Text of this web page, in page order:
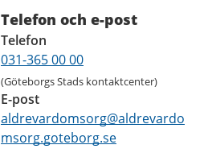
Kontaktuppgifter
Telefon och e-post
Telefon
031-365 00 00
(Göteborgs Stads kontaktcenter)
E-post
aldrevardomsorg@aldrevardo
msorg.goteborg.se